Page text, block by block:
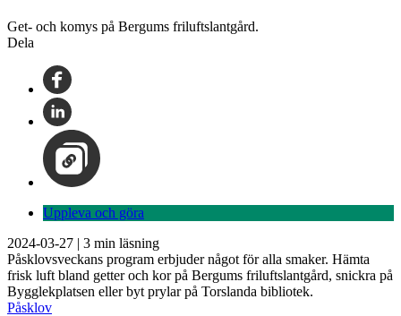
Get- och komys på Bergums friluftslantgård.
Dela
Uppleva och göra
2024-03-27 | 3 min läsning
Påsklovsveckans program erbjuder något för alla smaker. Hämta
frisk luft bland getter och kor på Bergums friluftslantgård, snickra på
Bygglekplatsen eller byt prylar på Torslanda bibliotek.
Påsklov